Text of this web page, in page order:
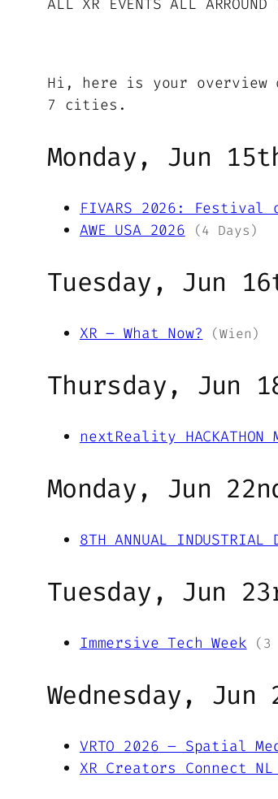
Hi, here is your overview
7 cities.
Monday, Jun
FIVARS 2026:
AWE USA 2026 (4 Days)
Tuesday, Jun
XR – What Now? (Wien)
Thursday, Jun
nextReality HACKATHON
Monday, Jun
8TH ANNUAL INDUSTRIAL
Tuesday, Jun
Immersive Tech Week (3
Wednesday, Jun
VRTO 2026 – Spatial
XR Creators Connect